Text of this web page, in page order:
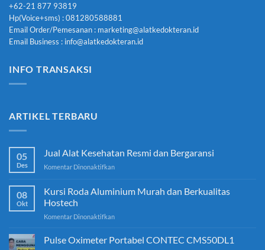
+62-21 877 93819
Hp(Voice+sms) : 081280588881
Email Order/Pemesanan : marketing@alatkedokteran.id
Email Business : info@alatkedokteran.id
INFO TRANSAKSI
ARTIKEL TERBARU
05
Des
Jual Alat Kesehatan Resmi dan Bergaransi
Komentar Dinonaktifkanpada
Kesehatan
dan
08
Okt
Kursi Roda Aluminium Murah dan Berkualitas
Hostech
Komentar Dinonaktifkanpada
Roda
Aluminium
Pulse Oximeter Portabel CONTEC CMS50DL1